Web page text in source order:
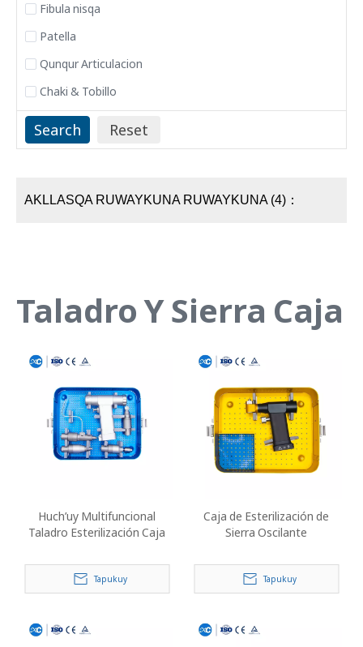
Fibula nisqa
Patella
Qunqur Articulacion
Chaki & Tobillo
AKLLASQA RUWAYKUNA RUWAYKUNA (4)：
Taladro Y Sierra Caja
Huch’uy Multifuncional
Taladro Esterilización Caja
Tapukuy
Caja de Esterilización de
Sierra Oscilante
Tapukuy